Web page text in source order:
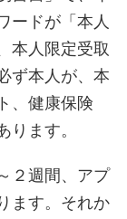
ードが「本人
本人限定受取
ず本人が、本
、健康保険
ます。
２週間、アプ
ます。それか